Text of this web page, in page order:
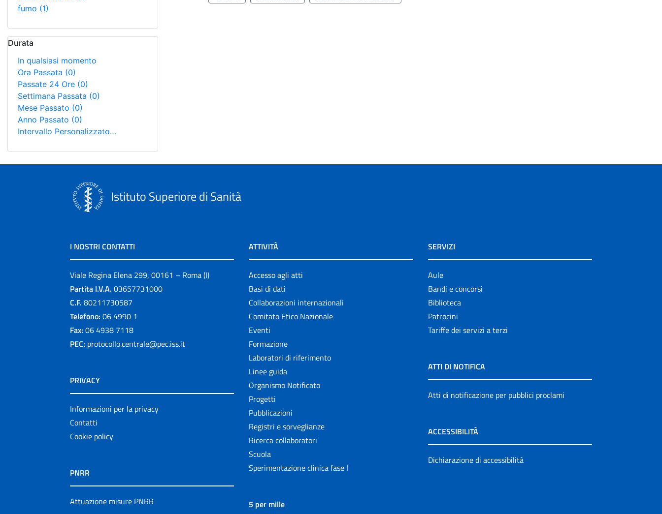
fumo (1)
Durata
In qualsiasi momento
Ora Passata (0)
Passate 24 Ore (0)
Settimana Passata (0)
Mese Passato (0)
Anno Passato (0)
Intervallo Personalizzato…
Istituto Superiore di Sanità
I NOSTRI CONTATTI
Viale Regina Elena 299, 00161 – Roma (I)
Partita I.V.A. 03657731000
C.F. 80211730587
Telefono: 06 4990 1
Fax: 06 4938 7118
PEC: protocollo.centrale@pec.iss.it
PRIVACY
Informazioni per la privacy
Contatti
Cookie policy
PNRR
Attuazione misure PNRR
ATTIVITÀ
Accesso agli atti
Basi di dati
Collaborazioni internazionali
Comitato Etico Nazionale
Eventi
Formazione
Laboratori di riferimento
Linee guida
Organismo Notificato
Progetti
Pubblicazioni
Registri e sorveglianze
Ricerca collaboratori
Scuola
Sperimentazione clinica fase I
5 per mille
SERVIZI
Aule
Bandi e concorsi
Biblioteca
Patrocini
Tariffe dei servizi a terzi
ATTI DI NOTIFICA
Atti di notificazione per pubblici proclami
ACCESSIBILITÀ
Dichiarazione di accessibilità